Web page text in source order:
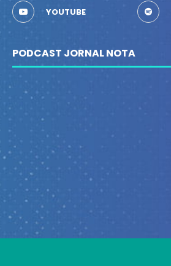
YOUTUBE
PODCAST JORNAL NOTA